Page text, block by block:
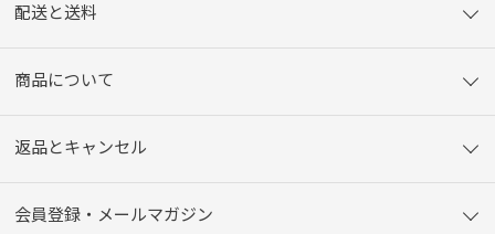
配送と送料
商品について
返品とキャンセル
会員登録・メールマガジン